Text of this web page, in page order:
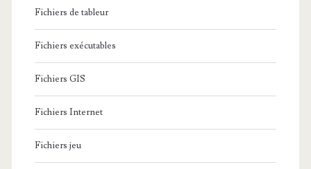
Fichiers de tableur
Fichiers exécutables
Fichiers GIS
Fichiers Internet
Fichiers jeu